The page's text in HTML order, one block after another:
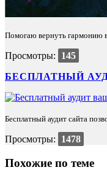
Помогаю вернуть гармонию
Просмотры:
145
БЕСПЛАТНЫЙ
Бесплатный аудит сайта
Просмотры: 1478
Похожие по теме